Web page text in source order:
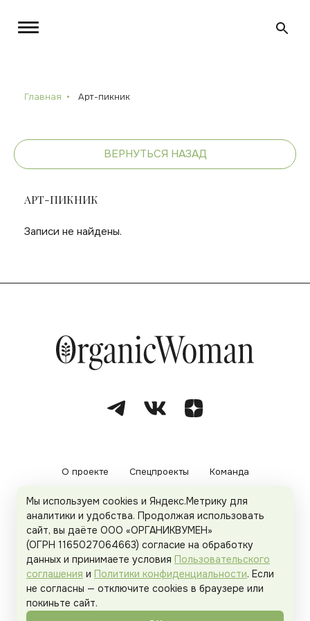
Главная Арт-пикник
ВЕРНУТЬСЯ НАЗАД
АРТ-ПИКНИК
Записи не найдены.
О проекте Спецпроекты Команда
Рекламодателям Политика конфиденциальности
Пользовательское соглашение
Organicwoman.ru . Все права защищены.
Мы используем cookies и Яндекс.Метрику для
аналитики и удобства. Продолжая использовать
сайт, вы даёте ООО «ОРГАНИКВУМЕН»
(ОГРН 1165027064663) согласие на обработку
данных и принимаете условия Пользовательского
соглашения и Политики конфиденциальности. Если
не согласны — отключите cookies в браузере или
покиньте сайт.